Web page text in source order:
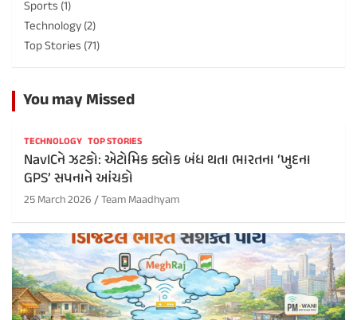
Sports (1)
Technology(2)
Top Stories (71)
You may Missed
TECHNOLOGY TOP STORIES
NavICને ઝટકો: એટોમિક ક્લોક બંધ થતા ભારતના ‘ખુદના
GPS’ સપનાને આંચકો
25 March 2026 Team Maadhyam